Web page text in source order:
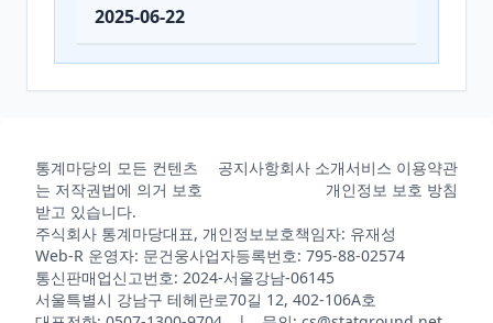
2025-06-22
통계마당의 모든 컨텐츠
는 저작권법에 의거 보호
받고 있습니다.
공지사항회사 소개서비스 이용약관
개인정보 보호 방침
주식회사 통계마당대표, 개인정보보호책임자: 유재성
Web-R 운영자: 문건웅사업자등록번호: 795-88-02574
통신판매업신고번호: 2024-서울강남-06145
서울특별시 강남구 테헤란로70길 12, 402-106A호